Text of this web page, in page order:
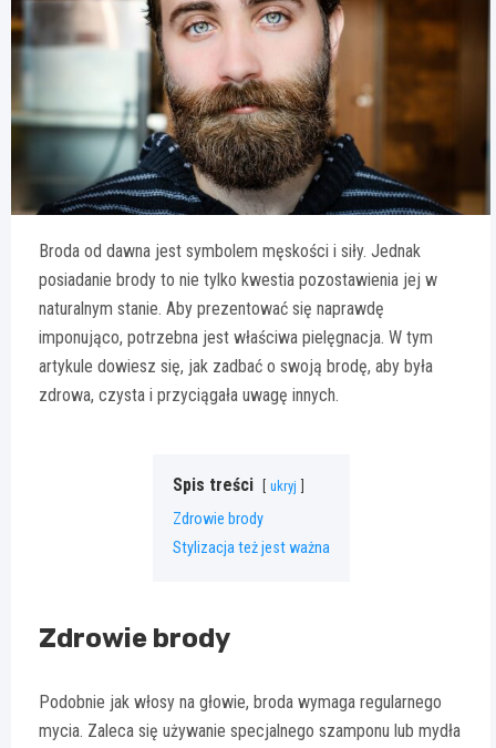
Broda od dawna jest symbolem męskości i siły. Jednak
posiadanie brody to nie tylko kwestia pozostawienia jej w
naturalnym stanie. Aby prezentować się naprawdę
imponująco, potrzebna jest właściwa pielęgnacja. W tym
artykule dowiesz się, jak zadbać o swoją brodę, aby była
zdrowa, czysta i przyciągała uwagę innych.
Spis treści ukryj
Zdrowie brody
Stylizacja też jest ważna
Zdrowie brody
Podobnie jak włosy na głowie, broda wymaga regularnego
mycia. Zaleca się używanie specjalnego szamponu lub mydła